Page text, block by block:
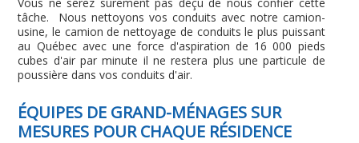
tâche. Nous nettoyons vos conduits avec notre camion-
usine, le camion de nettoyage de conduits le plus puissant
au Québec avec une force d'aspiration de 16 000 pieds
cubes d'air par minute il ne restera plus une particule de
poussière dans vos conduits d'air.
ÉQUIPES DE GRAND-MÉNAGES SUR
MESURES POUR CHAQUE RÉSIDENCE